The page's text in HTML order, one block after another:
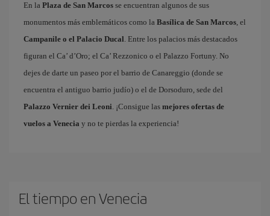
En la Plaza de San Marcos se encuentran algunos de sus
monumentos más emblemáticos como la Basílica de San Marcos, el
Campanile o el Palacio Ducal. Entre los palacios más destacados
figuran el Ca’ d’Oro; el Ca’ Rezzonico o el Palazzo Fortuny. No
dejes de darte un paseo por el barrio de Canareggio (donde se
encuentra el antiguo barrio judío) o el de Dorsoduro, sede del
Palazzo Vernier dei Leoni. ¡Consigue las mejores ofertas de
vuelos a Venecia y no te pierdas la experiencia!
El tiempo en Venecia